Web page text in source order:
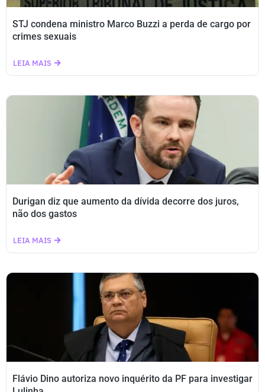
STJ condena ministro Marco Buzzi a perda de cargo por
crimes sexuais
LEIA MAIS
Durigan diz que aumento da dívida decorre dos juros,
não dos gastos
LEIA MAIS
Flávio Dino autoriza novo inquérito da PF para investigar